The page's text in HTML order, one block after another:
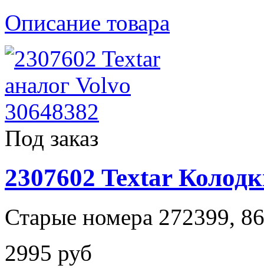
Описание товара
Под заказ
2307602 Textar
Старые номера 272399,
2995 руб